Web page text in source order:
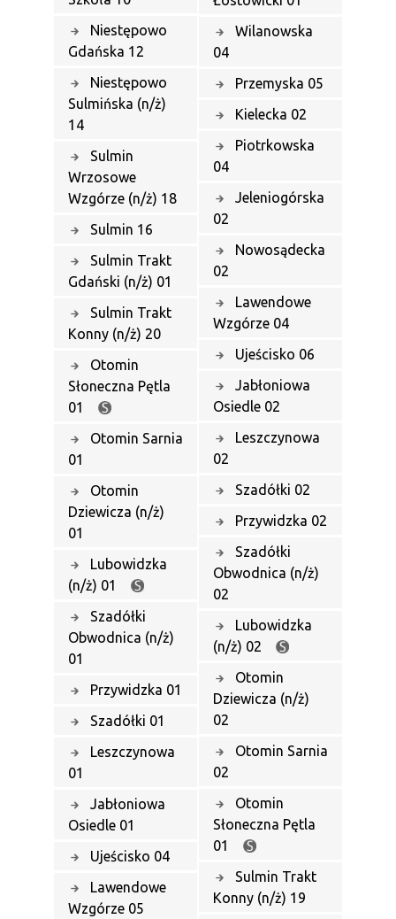
Niestępowo
Gdańska 12
Niestępowo
Sulmińska (n/ż)
14
Sulmin
Wrzosowe
Wzgórze (n/ż) 18
Sulmin 16
Sulmin Trakt
Gdański (n/ż) 01
Sulmin Trakt
Konny (n/ż) 20
Otomin
Słoneczna Pętla
01
Otomin Sarnia
01
Otomin
Dziewicza (n/ż)
01
Lubowidzka
(n/ż) 01
Szadółki
Obwodnica (n/ż)
01
Przywidzka 01
Szadółki 01
Leszczynowa
01
Jabłoniowa
Osiedle 01
Ujeścisko 04
Lawendowe
Wzgórze 05
Wilanowska
04
Przemyska 05
Kielecka 02
Piotrkowska
04
Jeleniogórska
02
Nowosądecka
02
Lawendowe
Wzgórze 04
Ujeścisko 06
Jabłoniowa
Osiedle 02
Leszczynowa
02
Szadółki 02
Przywidzka 02
Szadółki
Obwodnica (n/ż)
02
Lubowidzka
(n/ż) 02
Otomin
Dziewicza (n/ż)
02
Otomin Sarnia
02
Otomin
Słoneczna Pętla
01
Sulmin Trakt
Konny (n/ż) 19